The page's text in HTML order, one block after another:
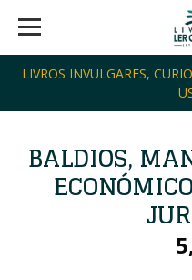
LIVROS INVULGARES,
BALDIOS,